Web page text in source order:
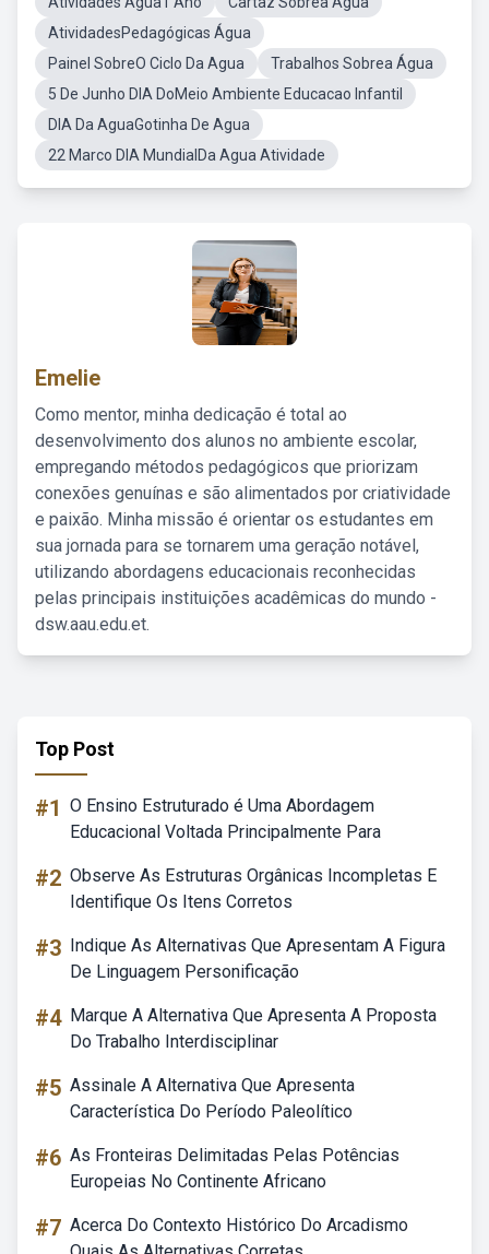
AtividadesPedagógicas Água
Painel SobreO Ciclo Da Agua
Trabalhos Sobrea Água
5 De Junho DIA DoMeio Ambiente Educacao Infantil
DIA Da AguaGotinha De Agua
22 Marco DIA MundialDa Agua Atividade
Emelie
Como mentor, minha dedicação é total ao
desenvolvimento dos alunos no ambiente escolar,
empregando métodos pedagógicos que priorizam
conexões genuínas e são alimentados por criatividade
e paixão. Minha missão é orientar os estudantes em
sua jornada para se tornarem uma geração notável,
utilizando abordagens educacionais reconhecidas
pelas principais instituições acadêmicas do mundo -
dsw.aau.edu.et.
Top Post
#1 O Ensino Estruturado é Uma Abordagem
Educacional Voltada Principalmente Para
#2 Observe As Estruturas Orgânicas Incompletas E
Identifique Os Itens Corretos
#3 Indique As Alternativas Que Apresentam A Figura
De Linguagem Personificação
#4 Marque A Alternativa Que Apresenta A Proposta
Do Trabalho Interdisciplinar
#5 Assinale A Alternativa Que Apresenta
Característica Do Período Paleolítico
#6 As Fronteiras Delimitadas Pelas Potências
Europeias No Continente Africano
#7 Acerca Do Contexto Histórico Do Arcadismo